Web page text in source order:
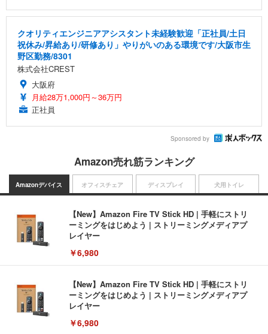
クオリティエンジニアアシスタント未経験歓迎「正社員/土日
祝休み/昇給あり/研修あり」やりがいのある環境です/大阪市生
野区勤務/8301
株式会社CREST
大阪府
月給28万1,000円～36万円
正社員
Sponsored by
Amazon売れ筋ランキング
Amazonデバイス
【New】Amazon Fire TV Stick HD | 手軽にストリ
ーミングをはじめよう | ストリーミングメディアプ
レイヤー
￥6,980
【New】Amazon Fire TV Stick HD | 手軽にストリ
ーミングをはじめよう | ストリーミングメディアプ
レイヤー
￥6,980
オフィスチェア ディスプレイ 犬用トイレ